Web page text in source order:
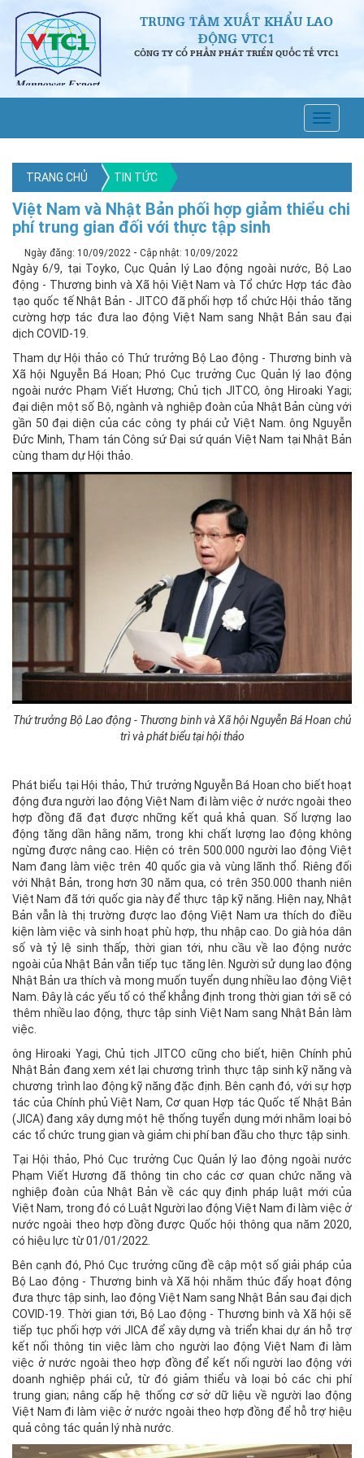
TRUNG TÂM XUẤT KHẨU LAO
ĐỘNG VTC1
CÔNG TY CỔ PHẦN PHÁT TRIỂN QUỐC TẾ VTC1
TRANG CHỦ TIN TỨC
Việt Nam và Nhật Bản phối hợp giảm thiểu chi
phí trung gian đối với thực tập sinh
Ngày đăng: 10/09/2022 - Cập nhật: 10/09/2022
Ngày 6/9, tại Toyko, Cục Quản lý Lao động ngoài nước, Bộ Lao
động - Thương binh và Xã hội Việt Nam và Tổ chức Hợp tác đào
tạo quốc tế Nhật Bản - JITCO đã phối hợp tổ chức Hội thảo tăng
cường hợp tác đưa lao động Việt Nam sang Nhật Bản sau đại
dịch COVID-19.
Tham dự Hội thảo có Thứ trưởng Bộ Lao động - Thương binh và
Xã hội Nguyễn Bá Hoan; Phó Cục trưởng Cục Quản lý lao động
ngoài nước Phạm Viết Hương; Chủ tịch JITCO, ông Hiroaki Yagi;
đại diện một số Bộ, ngành và nghiệp đoàn của Nhật Bản cùng với
gần 50 đại diện của các công ty phái cử Việt Nam. ông Nguyễn
Đức Minh, Tham tán Công sứ Đại sứ quán Việt Nam tại Nhật Bản
cùng tham dự Hội thảo.
Thứ trưởng Bộ Lao động - Thương binh và Xã hộiNguyễn Bá Hoan chủ
trì và phát biểu tại hội thảo
Phát biểu tại Hội thảo, Thứ trưởng Nguyễn Bá Hoan cho biết hoạt
động đưa người lao động Việt Nam đi làm việc ở nước ngoài theo
hợp đồng đã đạt được những kết quả khả quan. Số lượng lao
động tăng dần hằng năm, trong khi chất lượng lao động không
ngừng được nâng cao. Hiện có trên 500.000 người lao động Việt
Nam đang làm việc trên 40 quốc gia và vùng lãnh thổ. Riêng đối
với Nhật Bản, trong hơn 30 năm qua, có trên 350.000 thanh niên
Việt Nam đã tới quốc gia này để thực tập kỹ năng. Hiện nay, Nhật
Bản vẫn là thị trường được lao động Việt Nam ưa thích do điều
kiện làm việc và sinh hoạt phù hợp, thu nhập cao. Do già hóa dân
số và tỷ lệ sinh thấp, thời gian tới, nhu cầu về lao động nước
ngoài của Nhật Bản vẫn tiếp tục tăng lên. Người sử dụng lao động
Nhật Bản ưa thích và mong muốn tuyển dụng nhiều lao động Việt
Nam. Đây là các yếu tố có thể khẳng định trong thời gian tới sẽ có
thêm nhiều lao động, thực tập sinh Việt Nam sang Nhật Bản làm
việc.
ông Hiroaki Yagi, Chủ tịch JITCO cũng cho biết, hiện Chính phủ
Nhật Bản đang xem xét lại chương trình thực tập sinh kỹ năng và
chương trình lao động kỹ năng đặc định. Bên cạnh đó, với sự hợp
tác của Chính phủ Việt Nam, Cơ quan Hợp tác Quốc tế Nhật Bản
(JICA) đang xây dựng một hệ thống tuyển dụng mới nhằm loại bỏ
các tổ chức trung gian và giảm chi phí ban đầu cho thực tập sinh.
Tại Hội thảo, Phó Cục trưởng Cục Quản lý lao động ngoài nước
Phạm Viết Hương đã thông tin cho các cơ quan chức năng và
nghiệp đoàn của Nhật Bản về các quy định pháp luật mới của
Việt Nam, trong đó có Luật Người lao động Việt Nam đi làm việc ở
nước ngoài theo hợp đồng được Quốc hội thông qua năm 2020,
có hiệu lực từ 01/01/2022.
Bên cạnh đó, Phó Cục trưởng cũng đề cập một số giải pháp của
Bộ Lao động - Thương binh và Xã hội nhằm thúc đẩy hoạt động
đưa thực tập sinh, lao động Việt Nam sang Nhật Bản sau đại dịch
COVID-19. Thời gian tới, Bộ Lao động - Thương binh và Xã hội sẽ
tiếp tục phối hợp với JICA để xây dựng và triển khai dự án hỗ trợ
kết nối thông tin việc làm cho người lao động Việt Nam đi làm
việc ở nước ngoài theo hợp đồng để kết nối người lao động với
doanh nghiệp phái cử, từ đó giảm thiểu và loại bỏ các chi phí
trung gian; nâng cấp hệ thống cơ sở dữ liệu về người lao động
Việt Nam đi làm việc ở nước ngoài theo hợp đồng để hỗ trợ hiệu
quả công tác quản lý nhà nước.